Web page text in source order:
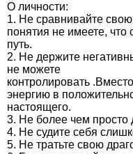
О личности:
1. Не сравнивайте
понятия не имеете, что
путь.
2. Не держите
не можете
контролировать
энергию в
настоящего.
3. Не более чем просто
4. Не судите себя
5. Не тратьте свою